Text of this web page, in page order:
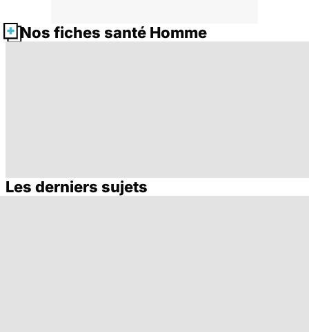
Nos fiches santé Homme
L'andropause, la
Incontinence
Les derniers sujets